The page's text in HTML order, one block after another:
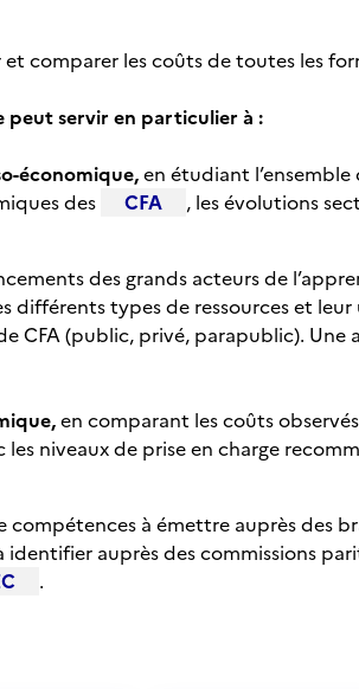
comparer les coûts de toutes les
peut servir en particulier à :
économique,en étudiant
des
CFA , les évolutions
des grands acteurs de
différents types de ressources et
CFA (public, privé, parapublic). Une
en comparant les coûts
niveaux de prise en charge
à émettre auprès des
auprès des commissions
.